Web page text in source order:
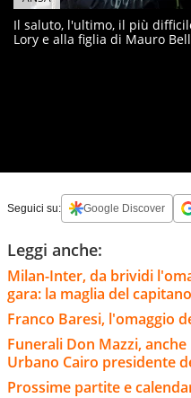
Il saluto, l'ultimo, il più
Lory e alla figlia di Mauro
Seguici su: Google Discover
Leggi anche:
Milan-Inter, da brividi
gara: la maglia del
Franco Baresi, l'omaggio
Funerali Don Mazzi,
Urbano Cairo presidente
Prossime partite e